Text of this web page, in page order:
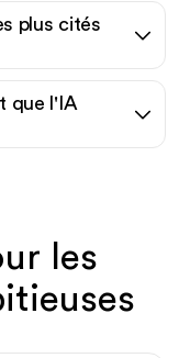
plus cités
que l'IA
les